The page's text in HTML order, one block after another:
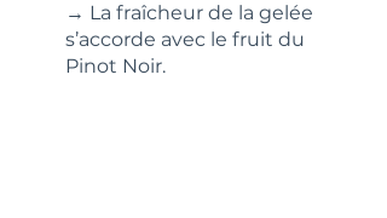
→ La fraîcheur de la gelée
s’accorde avec le fruit du
Pinot Noir.